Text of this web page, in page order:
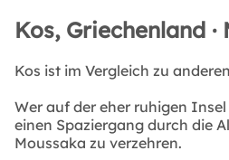
Kos, Griechenland ·
Kos ist im Vergleich zu
Wer auf der eher ruhigen
einen Spaziergang durch die
Moussaka zu verzehren.